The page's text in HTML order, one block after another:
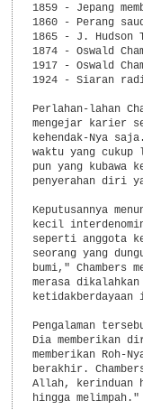
1859 - Jepang
1860 - Perang
1865 - J. Hudson
1874 - Oswald
1917 - Oswald
1924 - Siaran
Perlahan-lahan
mengejar karier
kehendak-Nya
waktu yang cukup
pun yang kubawa
penyerahan diri
Keputusannya
kecil
seperti anggota
seorang yang
bumi,"
merasa
ketidakberdayaan
Pengalaman
Dia memberikan
memberikan Roh-
berakhir.
Allah, kerinduan
hingga melimpah."